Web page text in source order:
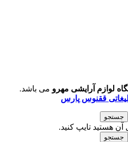
لوازم آرایشی مهرو می باشد.
ققنوس پارس
جستجو
آن هستید تایپ کنید.
جستجو